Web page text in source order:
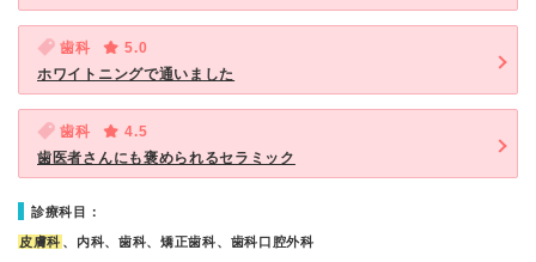
歯科
5.0
ホワイトニングで通いました
歯科
4.5
歯医者さんにも褒められるセラミック
診療科目：
皮膚科 、内科、歯科、矯正歯科、歯科口腔外科